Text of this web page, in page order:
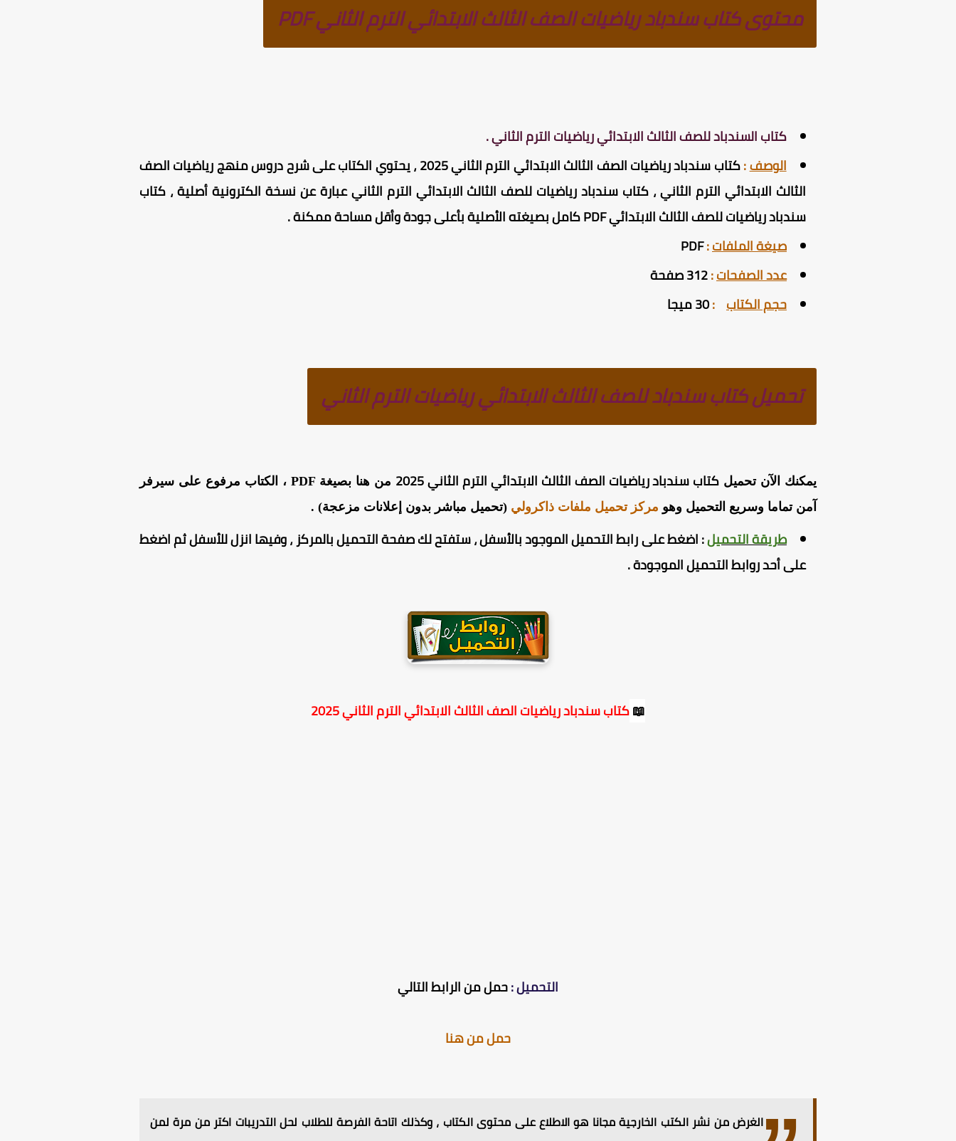
محتوى كتاب سندباد رياضيات الصف الثالث الابتدائي الترم الثاني PDF
كتاب السندباد للصف الثالث الابتدائي رياضيات الترم الثاني .
الوصف:
كتاب سندباد رياضيات الصف الثالث الابتدائي الترم الثاني 2025 ، يحتوي الكتاب على شرح دروس منهج رياضيات الصف
الثالث الابتدائي الترم الثاني ، كتاب سندباد رياضيات للصف الثالث الابتدائي الترم الثاني عبارة عن نسخة الكترونية أصلية ، كتاب
سندباد رياضيات للصف الثالث الابتدائي PDF كامل
بصيغته الأصلية بأعلى جودة وأقل مساحة ممكنة.
صيغة الملفات:
PDF
عدد الصفحات:
حجم الكتاب :30 ميجا
تحميل كتاب سندباد للصف الثالث الابتدائي رياضيات الترم الثاني
يمكنك الآن تحميل كتاب سندباد رياضيات الصف الثالث الابتدائي الترم الثاني 2025
من هنا بصيغة PDF ، الكتاب مرفوع على سيرفر
آمن تماما وسريع التحميل وهو مركز تحميل ملفات ذاكرولي (تحميل مباشر بدون إعلانات مزعجة) .
طريقة التحميل:اضغطعلى رابط التحميل الموجود بالأسفل ، ستفتح لك صفحة التحميل بالمركز ، وفيها انزل للأسفل ثم اضغط
على أحد روابط التحميل الموجودة.
📖كتاب سندباد رياضيات الصف الثالث الابتدائي الترم الثاني 2025
التحميل :حمل من الرابط التالي
حمل من هنا
الغرض من نشر الكتب الخارجية مجانا هو الاطلاع على محتوى الكتاب ، وكذلك اتاحة الفرصة للطلاب لحل التدريبات اكتر من مرة لمن